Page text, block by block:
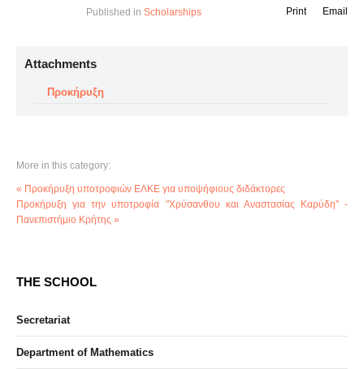
Published in Scholarships Email
Print
Attachments
Προκήρυξη
More in this category:
« Προκήρυξη υποτροφιών ΕΛΚΕ για υποψήφιους διδάκτορες
Προκήρυξη για την υποτροφία "Χρύσανθου και Αναστασίας Καρύδη" -
Πανεπιστήμιο Κρήτης »
THE SCHOOL
Secretariat
Department of Mathematics